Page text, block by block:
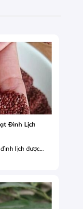
Đình Lịch
lịch được...